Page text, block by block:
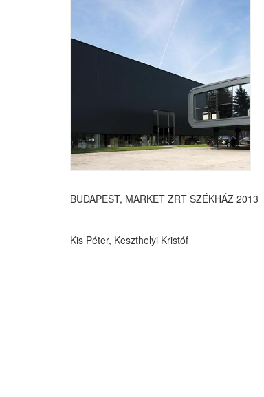
BUDAPEST, MARKET ZRT SZÉKHÁZ 2013
Kis Péter, Keszthelyi Kristóf